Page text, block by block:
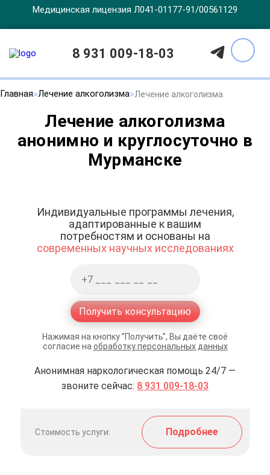
Медицинская лицензия Л041-01177-91/00561129
8 931 009-18-03
Главная Лечение алкоголизма Лечение алкоголизма
Лечение алкоголизма
анонимно и круглосуточно в
Мурманске
Индивидуальные программы лечения,
адаптированные к вашим
потребностям и основаны на
современных научных исследованиях
Получить консультацию
Нажимая на кнопку ”Получить”, Вы даёте своё
согласие на обработку персональных данных
Анонимная наркологическая помощь 24/7 —
звоните сейчас: 8 931 009-18-03
Стоимость услуги: Подробнее